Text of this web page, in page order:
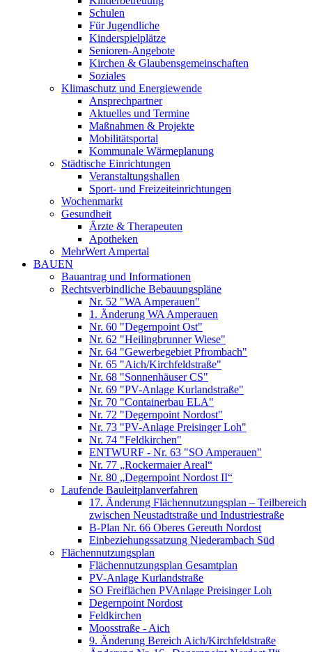
Schulen
Für Jugendliche
Kinderspielplätze
Senioren-Angebote
Kirchen & Glaubensgemeinschaften
Soziales
Klimaschutz und Energiewende
Ansprechpartner
Aktuelles und Termine
Maßnahmen & Projekte
Mobilitätsportal
Kommunale Wärmeplanung
Städtische Einrichtungen
Veranstaltungshallen
Sport- und Freizeiteinrichtungen
Wochenmarkt
Gesundheit
Ärzte & Therapeuten
Apotheken
MehrWert Ampertal
BAUEN
Bauantrag und Informationen
Rechtsverbindliche Bebauungspläne
Nr. 52 "WA Amperauen"
1. Änderung WA Amperauen
Nr. 60 "Degernpoint Ost"
Nr. 62 "Heilingbrunner Wiese"
Nr. 64 "Gewerbegebiet Pfrombach"
Nr. 65 "Aich/Kirchfeldstraße"
Nr. 68 "Sonnenhäuser CS"
Nr. 69 "PV-Anlage Kurlandstraße"
Nr. 70 "Containerbau ELA"
Nr. 72 "Degernpoint Nordost"
Nr. 73 "PV-Anlage Preisinger Loh"
Nr. 74 "Feldkirchen"
ENTWURF - Nr. 63 "SO Amperauen"
Nr. 77 „Rockermaier Areal“
Nr. 80 „Degernpoint Nordost II“
Laufende Bauleitplanverfahren
17. Änderung Flächennutzungsplan – Teilbereich
zwischen Neustadtstraße und Industriestraße
B-Plan Nr. 66 Oberes Gereuth Nordost
Einbeziehungssatzung Niederambach Süd
Flächennutzungsplan
Flächennutzungsplan Gesamtplan
PV-Anlage Kurlandstraße
SO Freiflächen PV­Anlage Preisinger Loh
Degernpoint Nordost
Feldkirchen
Moosstraße - Aich
9. Änderung Bereich Aich/Kirchfeldstraße